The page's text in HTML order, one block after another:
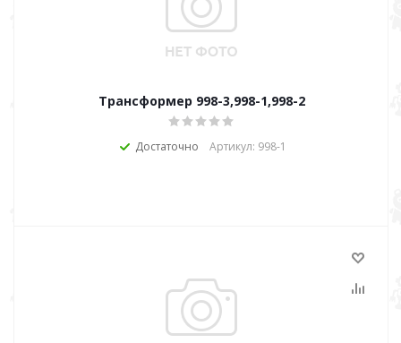
Трансформер 998-3,998-1,998-2
Достаточно Артикул: 998-1